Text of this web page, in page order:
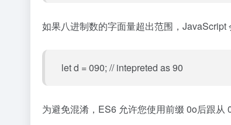
如果八进制数的字面量超出范围，JavaScript
let d = 090; // intepreted as 90
为避免混淆，ES6 允许您使用前缀 0o后跟从